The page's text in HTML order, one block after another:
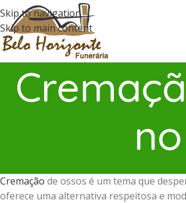
Skip to navigation
Skip to main content
Cremação de ossos é um tema que
oferece uma alternativa respeitosa e